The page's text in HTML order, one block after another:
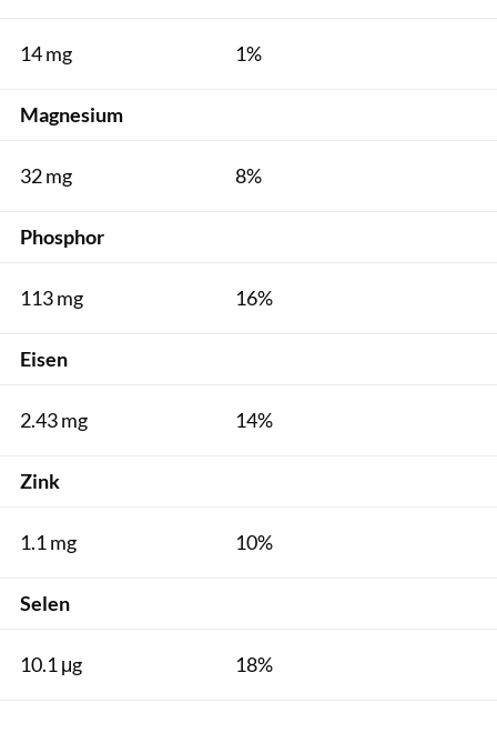
14 mg 1%
Magnesium
32 mg 8%
Phosphor
113 mg 16%
Eisen
2.43 mg 14%
Zink
1.1 mg 10%
Selen
10.1 μg 18%